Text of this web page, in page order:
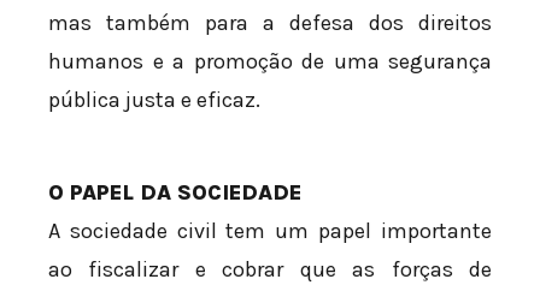
mas também para a defesa dos direitos
humanos e a promoção de uma segurança
pública justa e eficaz.
O PAPEL DA SOCIEDADE
A sociedade civil tem um papel importante
ao fiscalizar e cobrar que as forças de